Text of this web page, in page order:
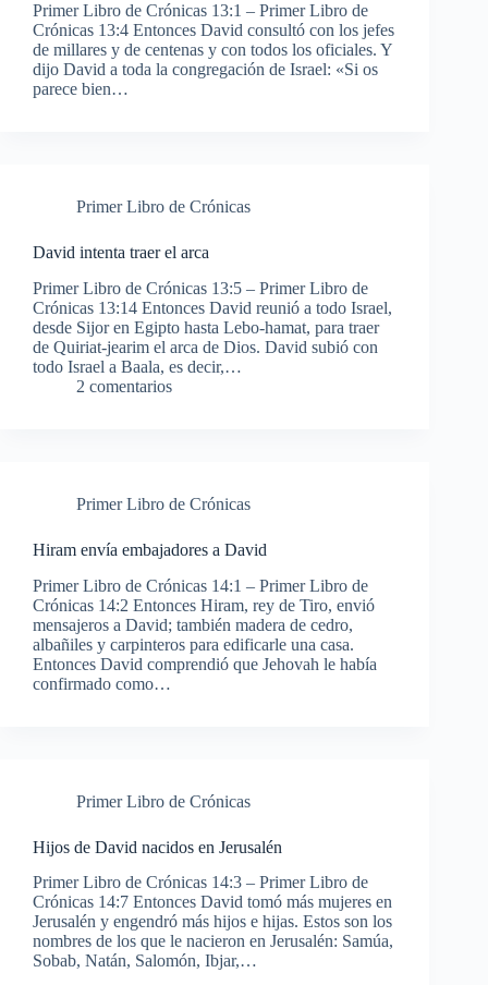
Primer Libro de Crónicas 13:1 – Primer Libro de
Crónicas 13:4 Entonces David consultó con los jefes
de millares y de centenas y con todos los oficiales. Y
dijo David a toda la congregación de Israel: «Si os
parece bien…
Primer Libro de Crónicas
David intenta traer el arca
Primer Libro de Crónicas 13:5 – Primer Libro de
Crónicas 13:14 Entonces David reunió a todo Israel,
desde Sijor en Egipto hasta Lebo-hamat, para traer
de Quiriat-jearim el arca de Dios. David subió con
todo Israel a Baala, es decir,…
2 comentarios
Primer Libro de Crónicas
Hiram envía embajadores a David
Primer Libro de Crónicas 14:1 – Primer Libro de
Crónicas 14:2 Entonces Hiram, rey de Tiro, envió
mensajeros a David; también madera de cedro,
albañiles y carpinteros para edificarle una casa.
Entonces David comprendió que Jehovah le había
confirmado como…
Primer Libro de Crónicas
Hijos de David nacidos en Jerusalén
Primer Libro de Crónicas 14:3 – Primer Libro de
Crónicas 14:7 Entonces David tomó más mujeres en
Jerusalén y engendró más hijos e hijas. Estos son los
nombres de los que le nacieron en Jerusalén: Samúa,
Sobab, Natán, Salomón, Ibjar,…